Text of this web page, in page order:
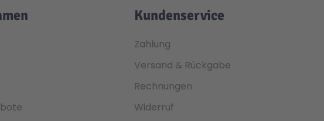
Kundenservice
Zahlung
Versand & Rückgabe
Rechnungen
Widerruf